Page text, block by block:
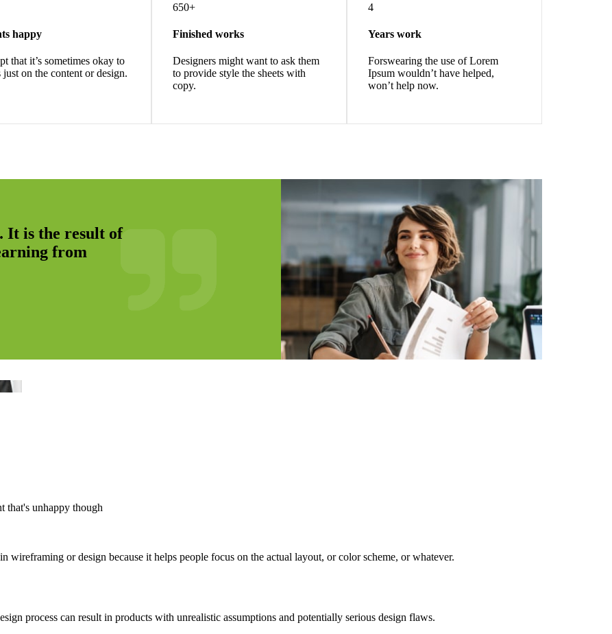
happy
that it’s sometimes okay to
just on the content or design.
650+
Finished works
Designers might want to ask them
to provide style the sheets with
copy.
4
Years work
Forswearing the use of Lorem
Ipsum wouldn’t have helped,
won’t help now.
It is the result of
from
that's unhappy though
wireframing or design because it helps people focus on the actual layout, or color scheme, or whatever.
process can result in products with unrealistic assumptions and potentially serious design flaws.